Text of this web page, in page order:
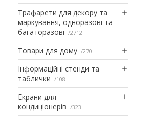
Трафарети для декору та
маркування, одноразові та
багаторазові
2712
Товари для дому 270
Інформаційні стенди та
таблички
108
Екрани для
кондиціонерів
323